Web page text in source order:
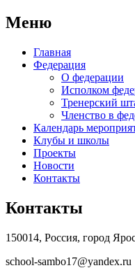
Меню
Главная
Федерация
О федерации
Исполком
Тренерский
Членство в
Календарь
Клубы и школы
Проекты
Новости
Контакты
Контакты
150014, Россия, город
school-sambo17@yandex.ru